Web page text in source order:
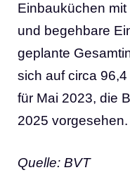
Einbauküchen
und begehbare
geplante
sich auf circa
für Mai 2023, die
2025 vorgesehen.
Quelle: BVT